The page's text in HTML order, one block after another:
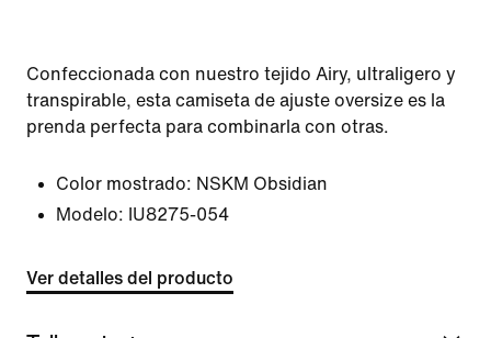
Confeccionada con nuestro tejido Airy, ultraligero y
transpirable, esta camiseta de ajuste oversize es la
prenda perfecta para combinarla con otras.
Color mostrado: NSKM Obsidian
Modelo: IU8275-054
Ver detalles del producto